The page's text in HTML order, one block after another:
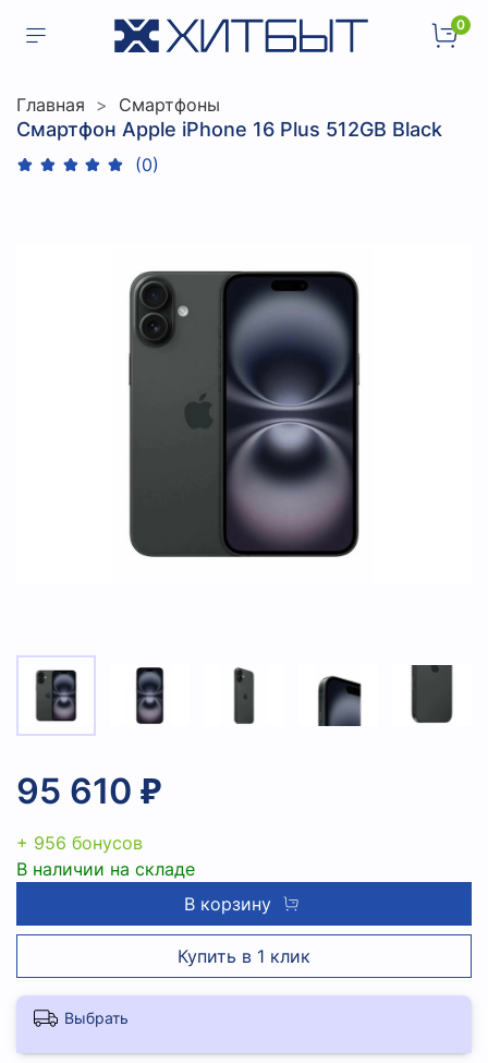
0
Главная Смартфоны
Смартфон Apple iPhone 16 Plus 512GB Black
(0)
95 610 ₽
+ 956 бонусов
В наличии на складе
В корзину
Купить в 1 клик
Выбрать